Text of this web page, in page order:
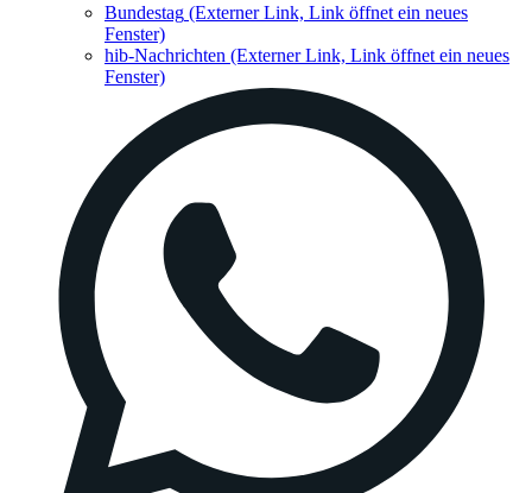
Bundestag (Externer Link, Link öffnet ein neues
Fenster)
hib-Nachrichten (Externer Link, Link öffnet ein neues
Fenster)